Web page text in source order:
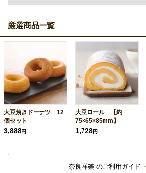
厳選商品一覧
大豆焼きドーナツ 12
個セット
3,888円
大豆ロール 【約
75×65×85mm】
1,728円
奈良祥樂 のご利用ガイド